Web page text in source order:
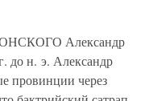
Александр
до н. э. Александр
провинции через